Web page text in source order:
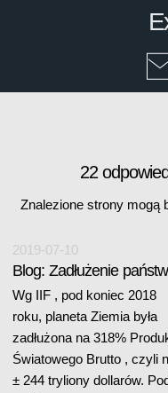
22
Znalezione strony mogą
2019-07-10
Blog: Zadłużenie państw
Wg IIF , pod koniec 2018
roku, planeta Ziemia była
zadłużona na 318%
Światowego Brutto , czyli
± 244 tryliony dollarów.